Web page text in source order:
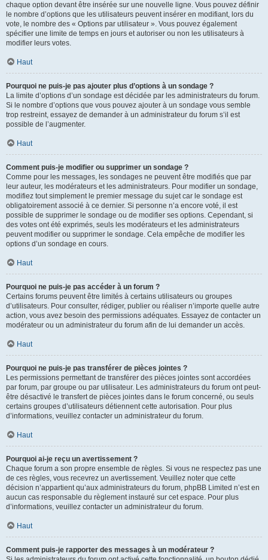
chaque option devant être insérée sur une nouvelle ligne. Vous pouvez définir
le nombre d’options que les utilisateurs peuvent insérer en modifiant, lors du
vote, le nombre des « Options par utilisateur ». Vous pouvez également
spécifier une limite de temps en jours et autoriser ou non les utilisateurs à
modifier leurs votes.
Haut
Pourquoi ne puis-je pas ajouter plus d’options à un sondage ?
La limite d’options d’un sondage est décidée par les administrateurs du forum.
Si le nombre d’options que vous pouvez ajouter à un sondage vous semble
trop restreint, essayez de demander à un administrateur du forum s’il est
possible de l’augmenter.
Haut
Comment puis-je modifier ou supprimer un sondage ?
Comme pour les messages, les sondages ne peuvent être modifiés que par
leur auteur, les modérateurs et les administrateurs. Pour modifier un sondage,
modifiez tout simplement le premier message du sujet car le sondage est
obligatoirement associé à ce dernier. Si personne n’a encore voté, il est
possible de supprimer le sondage ou de modifier ses options. Cependant, si
des votes ont été exprimés, seuls les modérateurs et les administrateurs
peuvent modifier ou supprimer le sondage. Cela empêche de modifier les
options d’un sondage en cours.
Haut
Pourquoi ne puis-je pas accéder à un forum ?
Certains forums peuvent être limités à certains utilisateurs ou groupes
d’utilisateurs. Pour consulter, rédiger, publier ou réaliser n’importe quelle autre
action, vous avez besoin des permissions adéquates. Essayez de contacter un
modérateur ou un administrateur du forum afin de lui demander un accès.
Haut
Pourquoi ne puis-je pas transférer de pièces jointes ?
Les permissions permettant de transférer des pièces jointes sont accordées
par forum, par groupe ou par utilisateur. Les administrateurs du forum ont peut-
être désactivé le transfert de pièces jointes dans le forum concerné, ou seuls
certains groupes d’utilisateurs détiennent cette autorisation. Pour plus
d’informations, veuillez contacter un administrateur du forum.
Haut
Pourquoi ai-je reçu un avertissement ?
Chaque forum a son propre ensemble de règles. Si vous ne respectez pas une
de ces règles, vous recevrez un avertissement. Veuillez noter que cette
décision n’appartient qu’aux administrateurs du forum, phpBB Limited n’est en
aucun cas responsable du règlement instauré sur cet espace. Pour plus
d’informations, veuillez contacter un administrateur du forum.
Haut
Comment puis-je rapporter des messages à un modérateur ?